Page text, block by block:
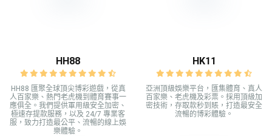
HH88
HH88 匯聚全球頂尖博彩遊戲，從真
人百家樂、熱門老虎機到體育賽事一
應俱全。我們提供軍用級安全加密、
極速存提款服務，以及 24/7 專業客
服，致力打造最公平、流暢的線上娛
樂體驗。
HK11
亞洲頂級娛樂平台，匯集體育、真人
百家樂、老虎機及彩票。採用頂級加
密技術，存取款秒到賬，打造最安全
流暢的博彩體驗。